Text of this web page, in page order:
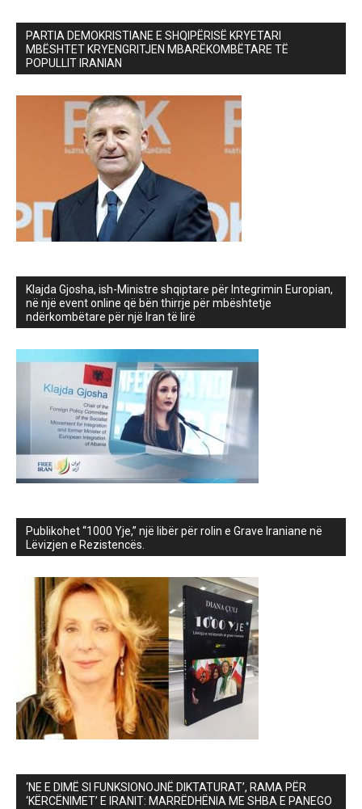
PARTIA DEMOKRISTIANE E SHQIPËRISË KRYETARI
MBËSHTET KRYENGRITJEN MBARËKOMBËTARE TË
POPULLIT IRANIAN
Klajda Gjosha, ish-Ministre shqiptare për Integrimin Europian,
në një event online që bën thirrje për mbështetje
ndërkombëtare për një Iran të lirë
Publikohet “1000 Yje,” një libër për rolin e Grave Iraniane në
Lëvizjen e Rezistencës.
‘NE E DIMË SI FUNKSIONOJNË DIKTATURAT’, RAMA PËR
‘KËRCËNIMET’ E IRANIT: MARRËDHËNIA ME SHBA E PANEGO